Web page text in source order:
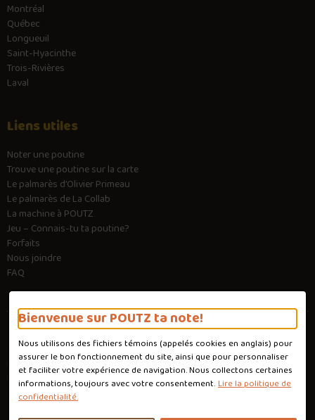
Bienvenue sur POUTZ ta note!
Nous utilisons des fichiers témoins (appelés cookies en anglais) pour
assurer le bon fonctionnement du site, ainsi que pour personnaliser
et faciliter votre expérience de navigation. Nous collectons certaines
informations, toujours avec votre consentement.Lire la politique de
confidentialité.
Montréal
Québec
Longueuil
Saint-Hyacinthe
Trois-Rivières
Laval
Liens utiles
Noter une poutine
Trouve une poutine sur la carte
Le palmarès d’Olivier Primeau
Le palmarès de La Collab
La machine à POUTZ
Jeu – Connais-tu ta poutine?
Forfaits
Nous joindre
FAQ
Conditions d'utilisation
Politique de confidentialité
Personnaliser les cookies
Conception :Ekloweb